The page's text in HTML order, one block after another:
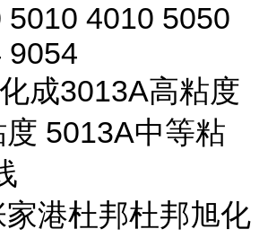
4010 5050
9054
成3013A高粘度
5013A中等粘
港杜邦杜邦旭化